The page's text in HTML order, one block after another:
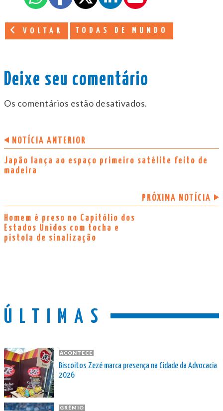
VOLTAR TODAS DE MUNDO
Deixe seu comentário
Os comentários estão desativados.
NOTÍCIA ANTERIOR
Japão lança ao espaço primeiro satélite feito de
madeira
PRÓXIMA NOTÍCIA
Homem é preso no Capitólio dos
Estados Unidos com tocha e
pistola de sinalização
ÚLTIMAS
ACONTECE
Biscoitos Zezé marca presença na Cidade da Advocacia
2026
GRÊMIO